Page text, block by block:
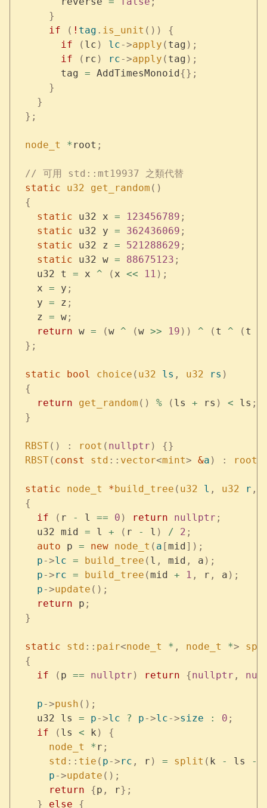
      }
      if
( ! tag . is_unit ())
{
        if
( lc ) lc->apply ( tag );
        if
( rc ) rc->apply ( tag );
        tag
= AddTimesMonoid {};
      }
    }
  };
  node_t
* root ;
  // 可用 std::mt19937 之類代替
  static
u32 get_random ()
  {
    static
u32 x = 123456789 ;
    static
u32 y = 362436069 ;
    static
u32 z = 521288629 ;
    static
u32 w = 88675123 ;
    u32 t
= x ^ ( x << 11 );
    x
= y ;
    y
= z ;
    z
= w;
    return
w = (w ^ (w >> 19 )) ^ ( t ^ ( t
  };
  static
bool choice ( u32 ls , u32 rs )
  {
    return
get_random () % ( ls + rs ) < ls ;
  }
  RBST
() : root ( nullptr )
{}
  RBST
( const std :: vector<mint> &a ) : root
  static
node_t * build_tree ( u32 l , u32 r ,
  {
    if
( r - l == 0 ) return nullptr ;
    u32 mid
= l + ( r - l ) / 2 ;
    auto
p = new node_t ( a [mid ]);
    p
->lc = build_tree ( l , mid , a );
    p
->rc = build_tree (mid + 1 , r , a );
    p
->update ();
    return
p ;
  }
  static
std :: pair<node_t * , node_t *>
  {
    if
( p == nullptr ) return {nullptr ,
    p
->push ();
    u32 ls
= p->lc ? p->lc->size : 0 ;
    if
( ls < k )
{
      node_t
* r ;
      std
:: tie ( p->rc , r ) = split ( k - ls -
      p
->update ();
      return
{p , r};
    }
else {